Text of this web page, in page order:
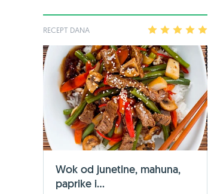
RECEPT DANA 2 3 4
Wok od junetine, mahuna,
paprike i...